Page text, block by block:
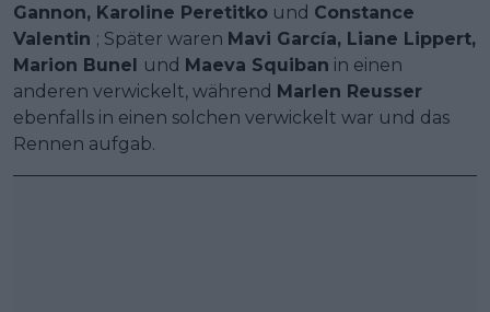
Gannon, Karoline Peretitko und Constance
Valentin ; Später waren Mavi García, Liane Lippert,
Marion Bunel und Maeva Squiban in einen
anderen verwickelt, während Marlen Reusser
ebenfalls in einen solchen verwickelt war und das
Rennen aufgab.